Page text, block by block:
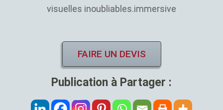
visuelles inoubliables.immersive
FAIRE UN DEVIS
Publication à Partager :